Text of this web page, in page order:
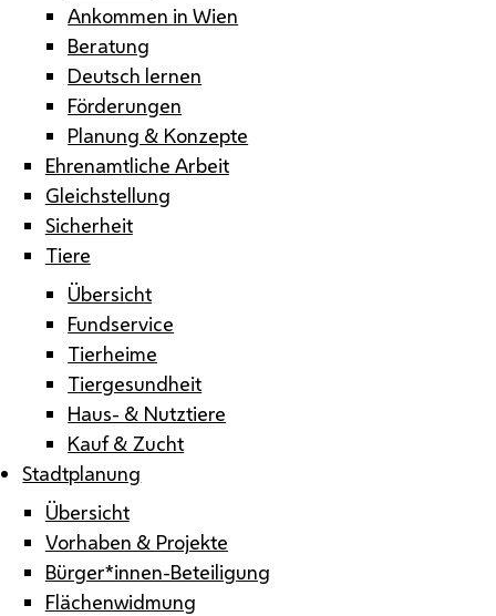
Ankommen in Wien
Beratung
Deutsch lernen
Förderungen
Planung & Konzepte
Ehrenamtliche Arbeit
Gleichstellung
Sicherheit
Tiere
Übersicht
Fundservice
Tierheime
Tiergesundheit
Haus- & Nutztiere
Kauf & Zucht
Stadtplanung
Übersicht
Vorhaben & Projekte
Bürger*innen-Beteiligung
Flächenwidmung